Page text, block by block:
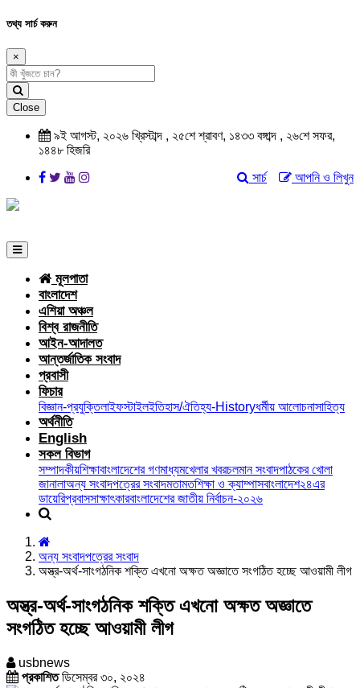
তথ্য সার্চ করুন
×
Close
৯ই আগস্ট, ২০২৬ খ্রিস্টাব্দ , ২৫শে শ্রাবণ, ১৪৩৩ বঙ্গাব্দ , ২৬শে সফর,
১৪৪৮ হিজরি
আপনি ও লিখুন
সার্চ
মূলপাতা
বাংলাদেশ
এশিয়া অঞ্চল
বিশ্ব রাজনীতি
আইন-আদালত
আন্তর্জাতিক সংবাদ
প্রবাসী
ফিচার
বিজ্ঞান-প্রযুক্তিলাইফস্টাইলইতিহাস/ঐতিহ্য-Historyধর্মীয় আলোচনাসাহিত্য
অর্থনীতি
English
সকল বিভাগ
সম্পাদকীয়শিক্ষাবাংলাদেশের গণমাধ্যমখেলার খবরচলমান সংবাদপাঠকের খোলা
জানালাঅন্য সংবাদপত্রের সংবাদমতামতশিক্ষা ও ক্যাম্পাসবাংলাদেশ২৪এর
ডায়েরিপ্রবাসসাক্ষাৎকারবাংলাদেশের জাতীয় নির্বাচন-২০২৬
অন্য সংবাদপত্রের সংবাদ
অস্ত্র-অর্থ-সাংগঠনিক শক্তি এখনো অক্ষত অজ্ঞাতে সংগঠিত হচ্ছে আওয়ামী লীগ
অস্ত্র-অর্থ-সাংগঠনিক শক্তি এখনো অক্ষত অজ্ঞাতে
সংগঠিত হচ্ছে আওয়ামী লীগ
usbnews
প্রকাশিতডিসেম্বর ৩০, ২০২৪